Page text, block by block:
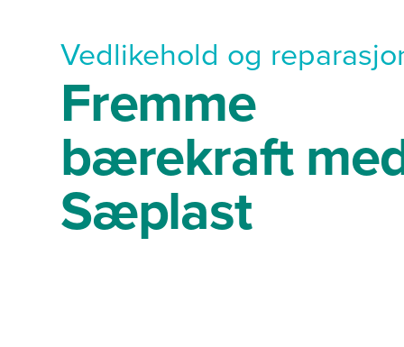
Vedlikehold og
Fremme
bærekraft
Sæplast